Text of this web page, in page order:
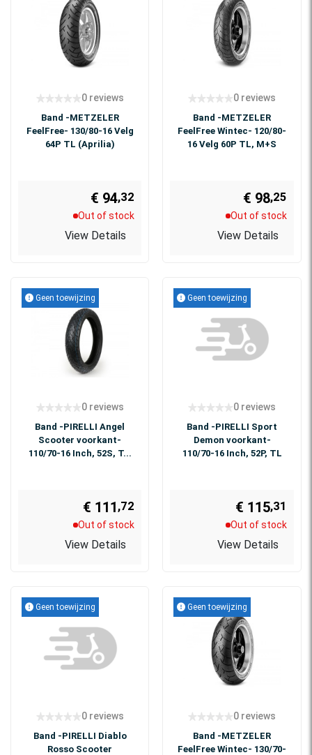
0 reviews
Band -METZELER
FeelFree- 130/80-16 Velg
64P TL (Aprilia)
€ 94,32
Out of stock
View Details
0 reviews
Band -METZELER
FeelFree Wintec- 120/80-
16 Velg 60P TL, M+S
€ 98,25
Out of stock
View Details
Geen toewijzing
0 reviews
Band -PIRELLI Angel
Scooter voorkant-
110/70-16 Inch, 52S, T...
€ 111,72
Out of stock
View Details
Geen toewijzing
0 reviews
Band -PIRELLI Sport
Demon voorkant-
110/70-16 Inch, 52P, TL
€ 115,31
Out of stock
View Details
Geen toewijzing
0 reviews
Band -PIRELLI Diablo
Rosso Scooter
Geen toewijzing
0 reviews
Band -METZELER
FeelFree Wintec- 130/70-